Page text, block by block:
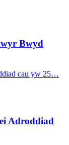
Bwyd
cau yw 25…
Adroddiad